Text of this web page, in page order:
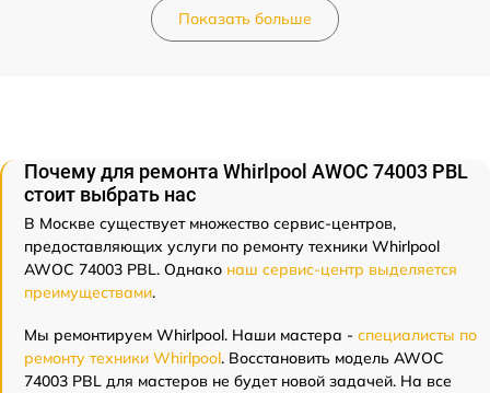
Показать больше
Почему для ремонта Whirlpool AWOC 74003 PBL
стоит выбрать нас
В Москве существует множество сервис-центров,
предоставляющих услуги по ремонту техники Whirlpool
AWOC 74003 PBL. Однако наш сервис-центр выделяется
преимуществами.
Мы ремонтируем Whirlpool. Наши мастера - специалисты по
ремонту техники Whirlpool. Восстановить модель AWOC
74003 PBL для мастеров не будет новой задачей. На все